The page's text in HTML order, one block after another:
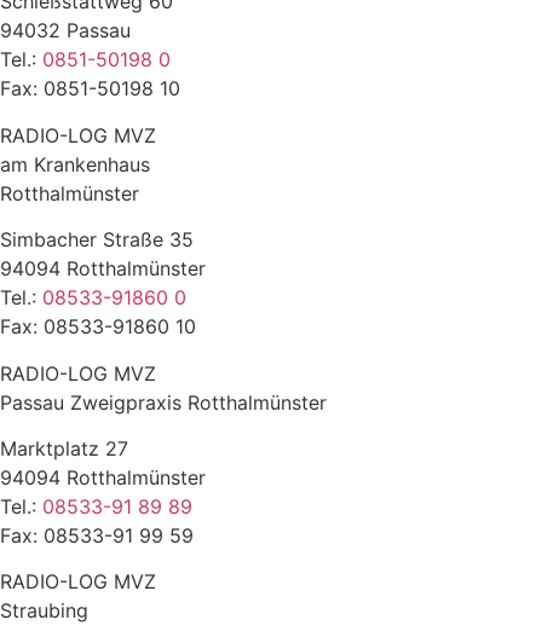
94032 Passau
Tel.: 0851-50198 0
Fax: 0851-50198 10
RADIO-LOG MVZ
am Krankenhaus
Rotthalmünster
Simbacher Straße 35
94094 Rotthalmünster
Tel.: 08533-91860 0
Fax: 08533-91860 10
RADIO-LOG MVZ
Passau Zweigpraxis Rotthalmünster
Marktplatz 27
94094 Rotthalmünster
Tel.: 08533-91 89 89
Fax: 08533-91 99 59
RADIO-LOG MVZ
Straubing